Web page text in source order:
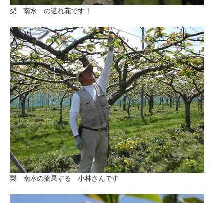
梨 南水 の遅れ花です！
梨 南水の摘果する 小林さんです